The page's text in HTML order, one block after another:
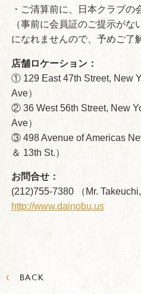
・ご清算前に、日本クラブの
（事前に会員証のご提示が
になれませんので、予めご了
店舗ロケーション：
① 129 East 47th Street, New
Ave）
② 36 West 56th Street, New
Ave）
③ 498 Avenue of Americas
＆ 13th St.）
お問合せ：
(212)755-7380 （Mr.
http://www.dainobu.us
‹ BACK